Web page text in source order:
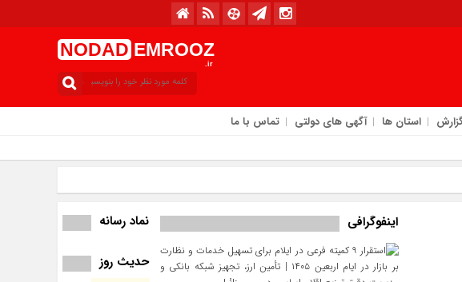
NODAD EMROOZ
.ir
استان ها آگهی های دولتی تماس با ما
امروز : سه‌شنبه / ۱۳ مرداد / ۱۴۰۵
اینفوگرافی نماد رسانه
حدیث روز